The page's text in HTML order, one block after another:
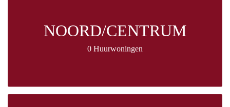
NOORD/CENTRUM
0 Huurwoningen